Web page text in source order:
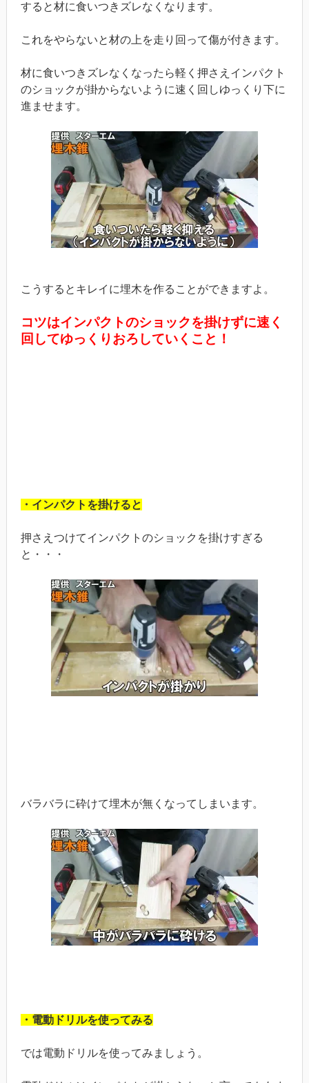
すると材に食いつきズレなくなります。
これをやらないと材の上を走り回って傷が付きます。
材に食いつきズレなくなったら軽く押さえインパクト
のショックが掛からないように速く回しゆっくり下に
進ませます。
こうするとキレイに埋木を作ることができますよ。
コツはインパクトのショックを掛けずに速く
回してゆっくりおろしていくこと！
・インパクトを掛けると
押さえつけてインパクトのショックを掛けすぎる
と・・・
バラバラに砕けて埋木が無くなってしまいます。
・電動ドリルを使ってみる
では電動ドリルを使ってみましょう。